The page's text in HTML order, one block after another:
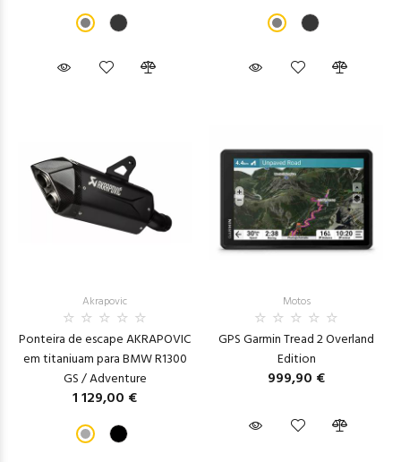
Akrapovic
Ponteira de escape AKRAPOVIC
em titaniuam para BMW R1300
GS / Adventure
1 129,00 €
Motos
GPS Garmin Tread 2 Overland
Edition
999,90 €